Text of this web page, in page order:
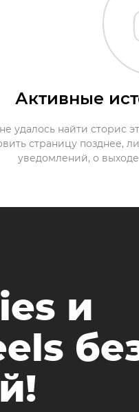
Активные
удалось найти сторис
страницу позднее,
уведомлений, о выходе
и